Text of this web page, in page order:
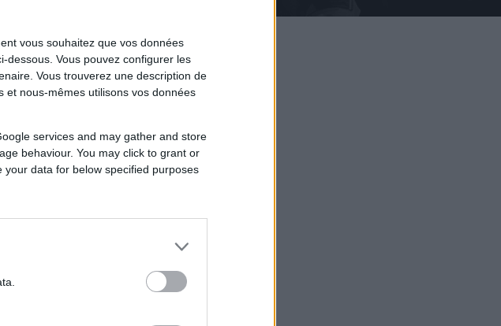
vous souhaitez que vos données
dessous. Vous pouvez configurer les
Vous trouverez une description de
et nous-mêmes utilisons vos données
services and may gather and store
behaviour. You may click to grant or
data for below specified purposes